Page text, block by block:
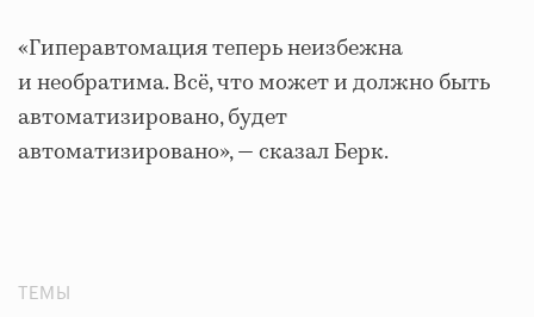
«Гиперавтомация теперь неизбежна
и необратима. Всё, что может и должно быть
автоматизировано, будет
автоматизировано», — сказал Берк.
ТЕМЫ